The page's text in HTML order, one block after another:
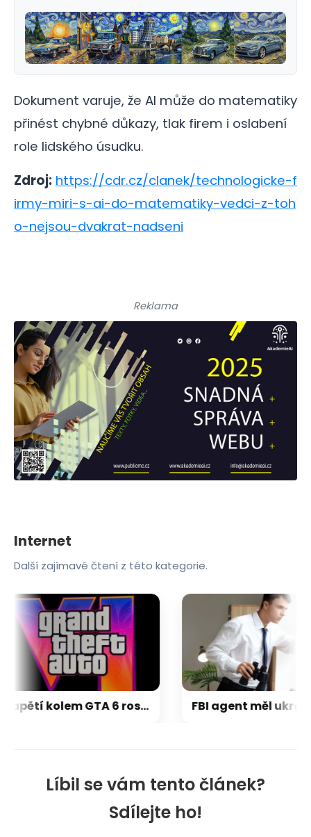
Dokument varuje, že AI může do matematiky
přinést chybné důkazy, tlak firem i oslabení
role lidského úsudku.
Zdroj: https://cdr.cz/clanek/technologicke-f
irmy-miri-s-ai-do-matematiky-vedci-z-toh
o-nejsou-dvakrat-nadseni
Líbil se vám tento článek?
Sdílejte ho!
Reklama
Internet
Další zajímavé čtení z této kategorie.
Napětí kolem GTA 6 roste. Srpen může přinést třetí trailer i první gameplay